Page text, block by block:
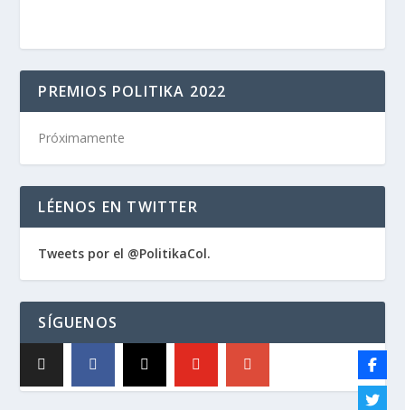
PREMIOS POLITIKA 2022
Próximamente
LÉENOS EN TWITTER
Tweets por el @PolitikaCol.
SÍGUENOS